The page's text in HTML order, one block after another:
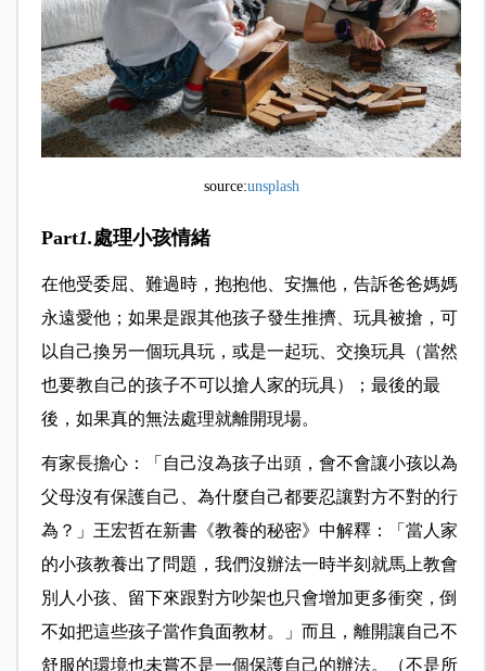
source:unsplash
Part1. 處理小孩情緒
在他受委屈、難過時，抱抱他、安撫他，告訴爸爸媽媽
永遠愛他；如果是跟其他孩子發生推擠、玩具被搶，可
以自己換另一個玩具玩，或是一起玩、交換玩具（當然
也要教自己的孩子不可以搶人家的玩具）；最後的最
後，如果真的無法處理就離開現場。
有家長擔心：「自己沒為孩子出頭，會不會讓小孩以為
父母沒有保護自己、為什麼自己都要忍讓對方不對的行
為？」王宏哲在新書《教養的秘密》中解釋：「當人家
的小孩教養出了問題，我們沒辦法一時半刻就馬上教會
別人小孩、留下來跟對方吵架也只會增加更多衝突，倒
不如把這些孩子當作負面教材。」而且，離開讓自己不
舒服的環境也未嘗不是一個保護自己的辦法。（不是所